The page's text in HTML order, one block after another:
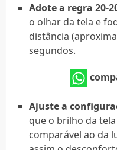
Adote a regra 20-
o olhar da tela e
distância
segundos.
Ajuste a
que o brilho da
comparável ao da